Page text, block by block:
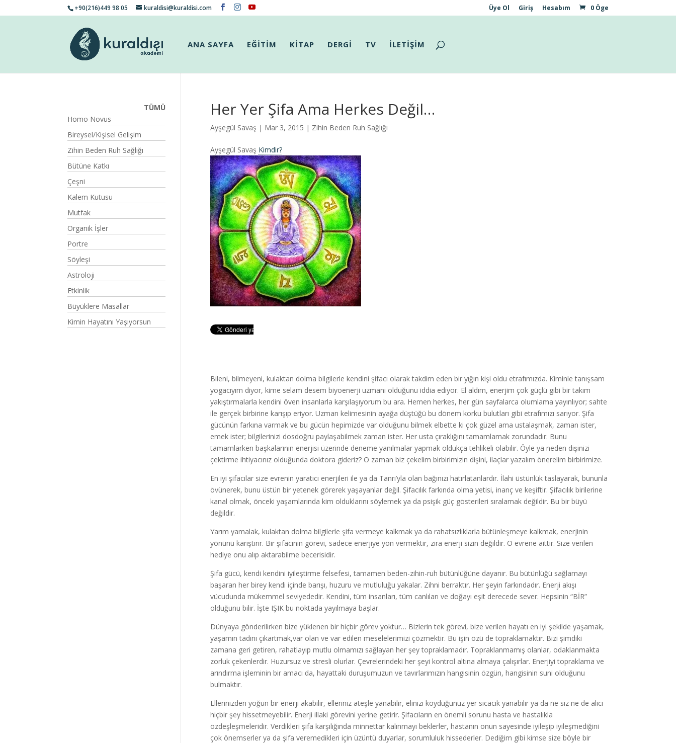
+90(216)449 98 05 kuraldisi@kuraldisi.com Üye Ol Giriş Hesabım 0 Öge
ANA SAYFA EĞİTİM KİTAP DERGİ TV İLETİŞİM
Her Yer Şifa Ama Herkes Değil…
Ayşegül Savaş | Mar 3, 2015 | Zihin Beden Ruh Sağlığı
Ayşegül Savaş Kimdir?
Bileni, bilmeyeni, kulaktan dolma bilgilerle kendini şifacı olarak takdim eden bir yığın kişi oldu etrafımızda. Kiminle tanışsam
yogacıyım diyor, kime selam desem biyoenerji uzmanı olduğunu iddia ediyor. El aldım, enerjim çok güçlü gibi bir takım
yakıştırmalarla kendini öven insanlarla karşılaşıyorum bu ara. Hemen herkes, her gün sayfalarca olumlama yayınlıyor; sahte
ile gerçek birbirine karışıp eriyor. Uzman kelimesinin ayağa düştüğü bu dönem korku bulutları gibi etrafımızı sarıyor. Şifa
gücünün farkına varmak ve bu gücün hepimizde var olduğunu bilmek elbette ki çok güzel ama ustalaşmak, zaman ister,
emek ister; bilgilerinizi dosdoğru paylaşabilmek zaman ister. Her usta çıraklığını tamamlamak zorundadır. Bunu
tamamlarken başkalarının enerjisi üzerinde deneme yanılmalar yapmak oldukça tehlikeli olabilir. Öyle ya neden dişinizi
çektirme ihtiyacınız olduğunda doktora gideriz? O zaman biz çekelim birbirimizin dişini, ilaçlar yazalım önerelim birbirimize.
En iyi şifacılar size evrenin yaratıcı enerjileri ile ya da Tanrı’yla olan bağınızı hatırlatanlardır. İlahi üstünlük taslayarak, bununla
övünerek, bunu üstün bir yetenek görerek yaşayanlar değil. Şifacılık farkında olma yetisi, inanç ve keşiftir. Şifacılık birilerine
kanal olmak, önceki yaşamlarında kim olduklarını söylemek ya da psişik güç gösterileri sıralamak değildir. Bu bir büyü
değildir.
Yarım yamalak, kulaktan dolma bilgilerle şifa vermeye kalkmak ya da rahatsızlıklarla bütünleşmeye kalkmak, enerjinin
yönünü karıştırır. Bir şifacının görevi, sadece enerjiye yön vermektir, zira enerji sizin değildir. O evrene aittir. Size verilen
hediye onu alıp aktarabilme becerisidir.
Şifa gücü, kendi kendini iyileştirme felsefesi, tamamen beden-zihin-ruh bütünlüğüne dayanır. Bu bütünlüğü sağlamayı
başaran her birey kendi içinde barışı, huzuru ve mutluluğu yakalar. Zihni berraktır. Her şeyin farkındadır. Enerji akışı
vücudunda mükemmel seviyededir. Kendini, tüm insanları, tüm canlıları ve doğayı eşit derecede sever. Hepsinin “BİR”
olduğunu bilir. İşte IŞIK bu noktada yayılmaya başlar.
Dünyaya gönderilirken bize yüklenen bir hiçbir görev yoktur… Bizlerin tek görevi, bize verilen hayatı en iyi şekilde yaşamak,
yaşamın tadını çıkartmak,var olan ve var edilen meselelerimizi çözmektir. Bu işin özü de topraklamaktır. Bizi şimdiki
zamana geri getiren, rahatlayıp mutlu olmamızı sağlayan her şey topraklamadır. Topraklanmamış olanlar, odaklanmakta
zorluk çekenlerdir. Huzursuz ve stresli olurlar. Çevrelerindeki her şeyi kontrol altına almaya çalışırlar. Enerjiyi topraklama ve
arındırma işleminin bir amacı da, hayattaki duruşumuzun ve tavırlarımızın hangisinin özgün, hangisinin suni olduğunu
bulmaktır.
Ellerinizden yoğun bir enerji akabilir, elleriniz ateşle yanabilir, elinizi koyduğunuz yer sıcacık yanabilir ya da ne siz ne de alıcı
hiçbir şey hissetmeyebilir. Enerji illaki görevini yerine getirir. Şifacıların en önemli sorunu hasta ve hastalıkla
özdeşleşmeleridir. Verdikleri şifa karşılığında minnettar kalınmayı beklerler, hastanın onun sayesinde iyileşip iyileşmediğini
çok önemserler ya da şifa veremedikleri için üzüntü duyarlar, sorumluluk hissederler. Dediğim gibi kimse size böyle bir
TÜMÜ
Homo Novus
Bireysel/Kişisel Gelişim
Zihin Beden Ruh Sağlığı
Bütüne Katkı
Çeşni
Kalem Kutusu
Mutfak
Organik İşler
Portre
Söyleşi
Astroloji
Etkinlik
Büyüklere Masallar
Kimin Hayatını Yaşıyorsun